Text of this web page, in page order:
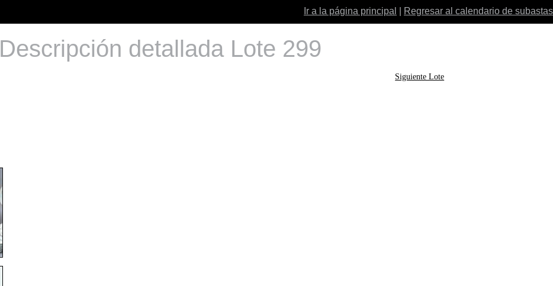
Ir a la página principal Regresar al calendario de subastas
Descripción detallada Lote 299
Siguiente Lote